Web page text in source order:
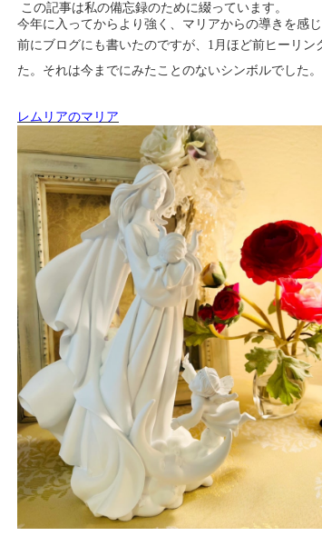
この記事は私の備忘録のために綴っています。
今年に入ってからより強く、マリアからの導きを感
前にブログにも書いたのですが、1月ほど前ヒーリ
た。それは今までにみたことのないシンボルでした
レムリアのマリア